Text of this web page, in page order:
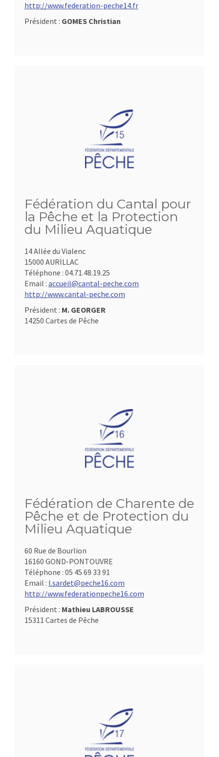
http://www.federation-peche14.fr
Président : GOMES Christian
Fédération du Cantal pour
la Pêche et la Protection
du Milieu Aquatique
14 Allée du Vialenc
15000 AURILLAC
Téléphone : 04.71.48.19.25
Email : accueil@cantal-peche.com
http://www.cantal-peche.com
Président : M. GEORGER
14250 Cartes de Pêche
Fédération de Charente de
Pêche et de Protection du
Milieu Aquatique
60 Rue de Bourlion
16160 GOND-PONTOUVRE
Téléphone : 05 45 69 33 91
Email : l.sardet@peche16.com
http://www.federationpeche16.com
Président : Mathieu LABROUSSE
15311 Cartes de Pêche